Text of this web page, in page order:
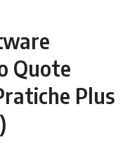
Quote
Plus